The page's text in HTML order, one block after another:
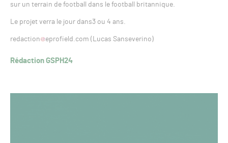
sur un terrain de football dans le football britannique.
Le projet verra le jour dans3 ou 4 ans.
redaction eprofield.com (Lucas Sanseverino)
Rédaction GSPH24